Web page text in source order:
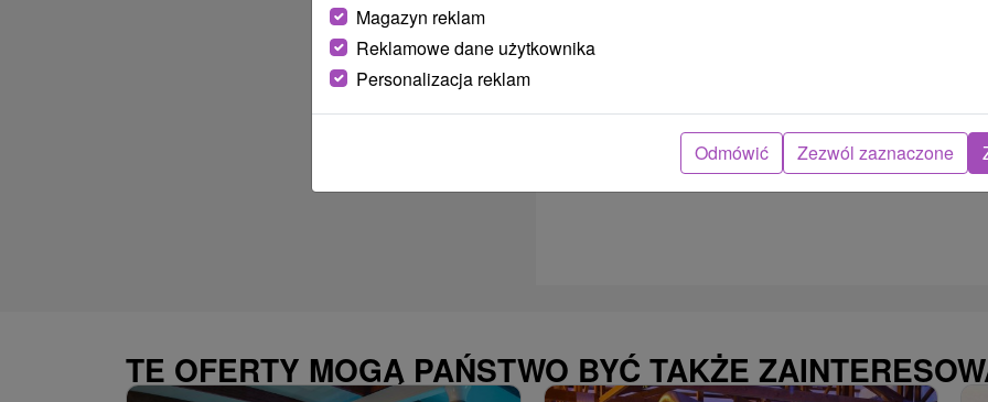
➝ Pokračovať v
TE OFERTY MOGĄ PAŃSTWO BYĆ TAKŻE
Magazyn reklam
Reklamowe dane użytkownika
Personalizacja reklam
Odmówić Zezwól zaznaczone